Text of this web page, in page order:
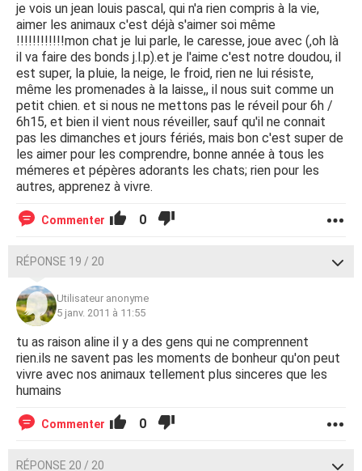
je vois un jean louis pascal, qui n'a rien compris à la vie,
aimer les animaux c'est déjà s'aimer soi même
!!!!!!!!!!!!mon chat je lui parle, le caresse, joue avec (,oh là
il va faire des bonds j.l.p).et je l'aime c'est notre doudou, il
est super, la pluie, la neige, le froid, rien ne lui résiste,
même les promenades à la laisse,, il nous suit comme un
petit chien. et si nous ne mettons pas le réveil pour 6h /
6h15, et bien il vient nous réveiller, sauf qu'il ne connait
pas les dimanches et jours fériés, mais bon c'est super de
les aimer pour les comprendre, bonne année à tous les
mémeres et pépères adorants les chats; rien pour les
autres, apprenez à vivre.
Commenter 0
RÉPONSE 19 / 20
Utilisateur anonyme
5 janv. 2011 à 11:55
tu as raison aline il y a des gens qui ne comprennent
rien.ils ne savent pas les moments de bonheur qu'on peut
vivre avec nos animaux tellement plus sinceres que les
humains
Commenter 0
RÉPONSE 20 / 20